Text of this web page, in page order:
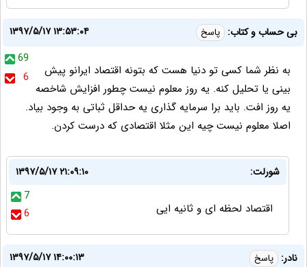
بی حساب و کتاب: پاسخ
۱۳۹۷/۵/۱۷ ۱۳:۵۳:۰۴
69
6
به نظر شما کسی تو دنیا هست که بتونه اقتصاد ایرانو پیش
بینی یا تحلیل کنه. یه روز معلوم نیست چطور افزایش شاخصه
یه روز افت. باید برا سرمایه گذاری یه حداقل ثباتی به وجود بیاد.
اصلا معلوم نیست چیه این مثلا اقتصادی که درست کردن.
شورلت:
۱۳۹۷/۵/۱۷ ۲۱:۰۹:۱۰
7
6
اقتصاد لحظه ای و ثانیه ایی
نادر: پاسخ
۱۳۹۷/۵/۱۷ ۱۴:۰۰:۱۳